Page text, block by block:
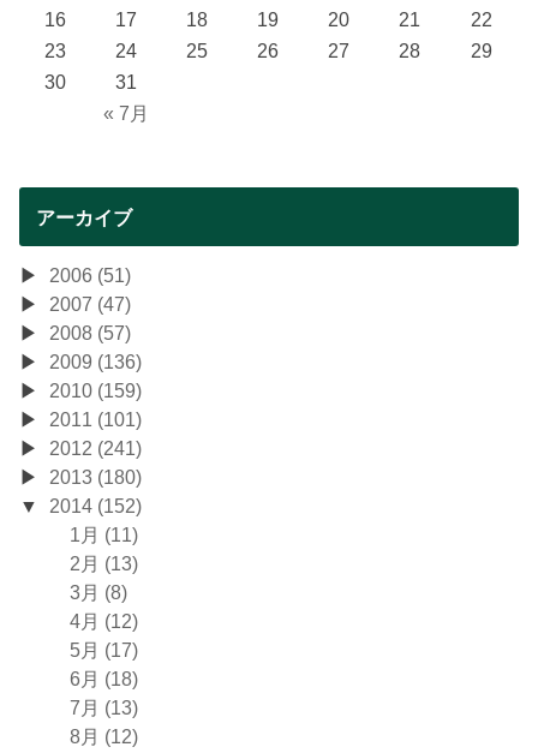
« 7月
16
17 18 19 20 21
22
23
24 25 26 27 28
29
30
31
アーカイブ
2006 (51)
2007 (47)
2008 (57)
2009 (136)
2010 (159)
2011 (101)
2012 (241)
2013 (180)
2014 (152)
1月 (11)
2月 (13)
3月 (8)
4月 (12)
5月 (17)
6月 (18)
7月 (13)
8月 (12)